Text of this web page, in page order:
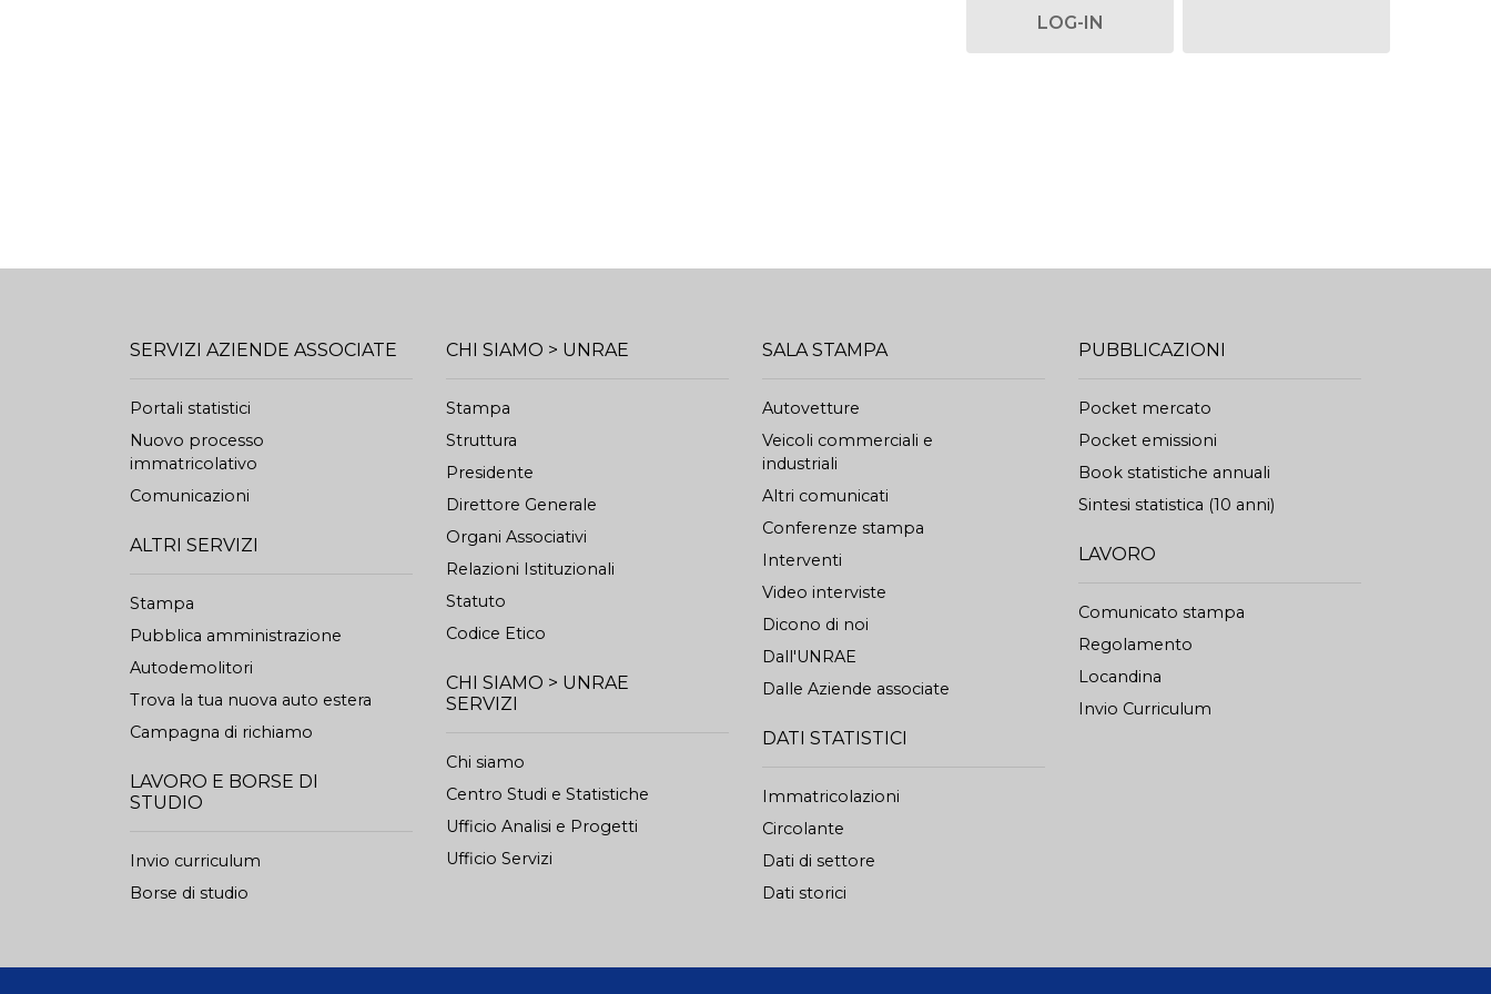
LOG-IN
SERVIZI AZIENDE ASSOCIATE
Portali statistici
Nuovo processo
immatricolativo
Comunicazioni
ALTRI SERVIZI
Stampa
Pubblica amministrazione
Autodemolitori
Trova la tua nuova auto estera
Campagna di richiamo
LAVORO E BORSE DI
STUDIO
Invio curriculum
Borse di studio
CHI SIAMO > UNRAE
Stampa
Struttura
Presidente
Direttore Generale
Organi Associativi
Relazioni Istituzionali
Statuto
Codice Etico
CHI SIAMO > UNRAE
SERVIZI
Chi siamo
Centro Studi e Statistiche
Ufficio Analisi e Progetti
Ufficio Servizi
SALA STAMPA
Autovetture
Veicoli commerciali e
industriali
Altri comunicati
Conferenze stampa
Interventi
Video interviste
Dicono di noi
Dall'UNRAE
Dalle Aziende associate
DATI STATISTICI
Immatricolazioni
Circolante
Dati di settore
Dati storici
PUBBLICAZIONI
Pocket mercato
Pocket emissioni
Book statistiche annuali
Sintesi statistica (10 anni)
LAVORO
Comunicato stampa
Regolamento
Locandina
Invio Curriculum